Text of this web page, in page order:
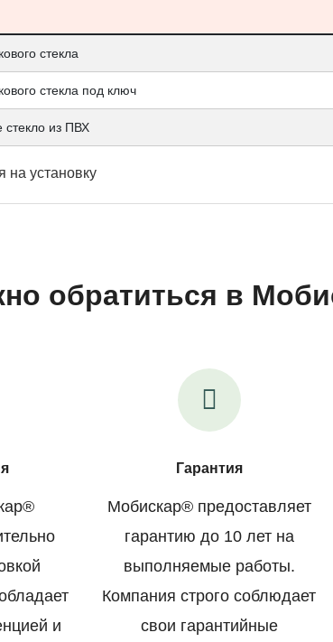
стекла
стекла под ключ
из ПВХ
на установку
обратиться в
и
Гарантия
Мобискар® предоставляет
гарантию до 10 лет на
выполняемые работы.
Компания строго соблюдает
свои гарантийные